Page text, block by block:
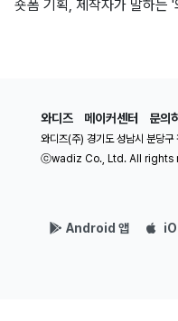
숏폼 기획, 제작자가 말하는 '
와디즈 메이커센터 문의
와디즈(주) 경기도 성남시 분당
ⓒwadiz Co., Ltd. All rights
Android 앱